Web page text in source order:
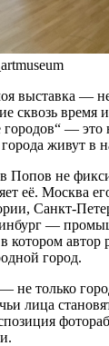
выставка —
сквозь время
— это
живут в
Попов не
её. Москва
Санкт-
—
автор
город.
не только
лица